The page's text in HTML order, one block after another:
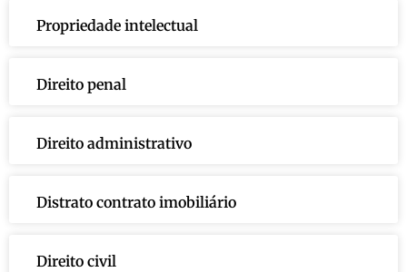
Propriedade intelectual
Direito penal
Direito administrativo
Distrato contrato imobiliário
Direito civil